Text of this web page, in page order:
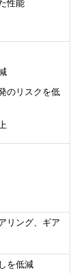
性能
のリスクを低
リング、ギア
を低減